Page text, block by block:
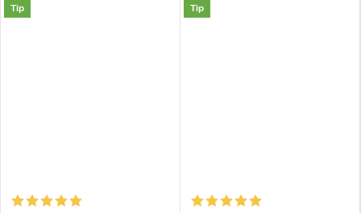
Tip Tip